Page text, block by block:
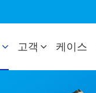
고객 케이스